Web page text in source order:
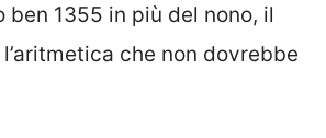
1355 in più del nono, il
che non dovrebbe